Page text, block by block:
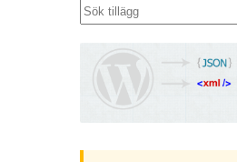
Sök